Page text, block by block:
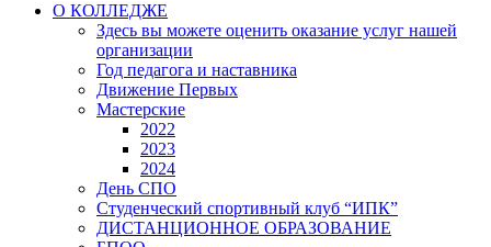
О КОЛЛЕДЖЕ
Здесь вы можете оценить оказание услуг нашей
организации
Год педагога и наставника
Движение Первых
Мастерские
2022
2023
2024
День СПО
Студенческий спортивный клуб “ИПК”
ДИСТАНЦИОННОЕ ОБРАЗОВАНИЕ